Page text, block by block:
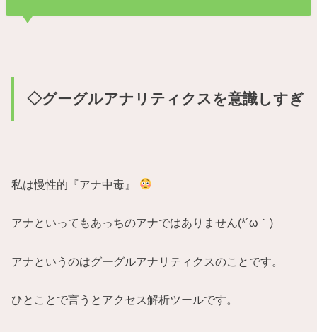
◇グーグルアナリティクスを意識しすぎ
私は慢性的『アナ中毒』
アナといってもあっちのアナではありません(*´ω｀)
アナというのはグーグルアナリティクスのことです。
ひとことで言うとアクセス解析ツールです。